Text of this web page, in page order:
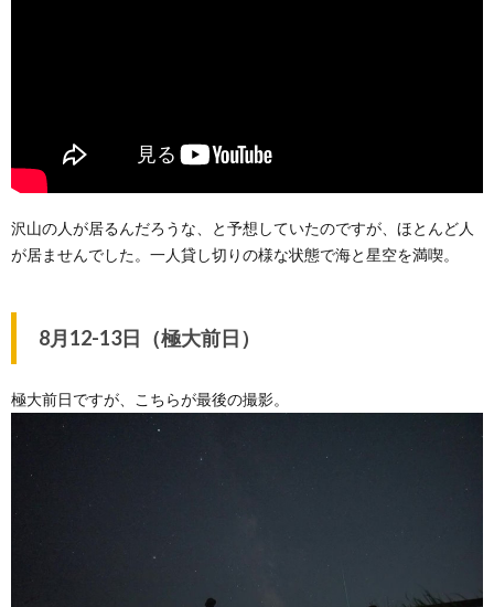
沢山の人が居るんだろうな、と予想していたのですが、ほとんど人
が居ませんでした。一人貸し切りの様な状態で海と星空を満喫。
8月12-13日（極大前日）
極大前日ですが、こちらが最後の撮影。